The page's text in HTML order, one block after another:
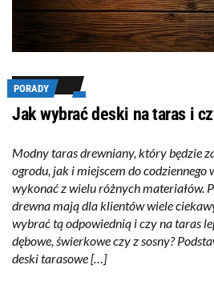
PORADY
Jak wybrać deski na taras i
Modny taras drewniany, który będzie
ogrodu, jak i miejscem do
wykonać z wielu różnych materiałów.
drewna mają dla klientów wiele
wybrać tą odpowiednią i czy na taras
dębowe, świerkowe czy z sosny?
deski tarasowe […]